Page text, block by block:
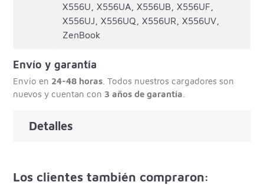
X556U, X556UA, X556UB, X556UF,
X556UJ, X556UQ, X556UR, X556UV,
ZenBook
Envío y garantía
Envío en 24-48 horas . Todos nuestros cargadores son
nuevos y cuentan con 3 años de garantía
Detalles
Los clientes también compraron: